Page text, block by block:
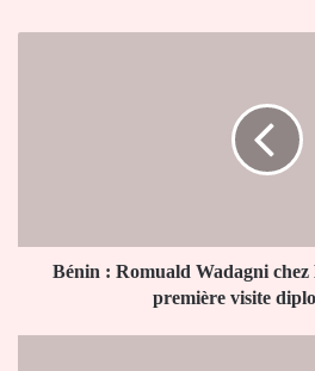
sa
premièreBénin : Romuald Wadagni
première visite